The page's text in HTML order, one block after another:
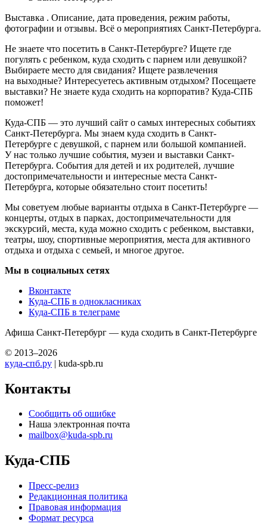
Выставка . Описание, дата проведения, режим работы,
фотографии и отзывы. Всё о мероприятиях Санкт-Петербурга.
Не знаете что посетить в Санкт-Петербурге? Ищете где
погулять с ребенком, куда сходить с парнем или девушкой?
Выбираете место для свидания? Ищете развлечения
на выходные? Интересуетесь активным отдыхом? Посещаете
выставки? Не знаете куда сходить на корпоратив? Куда-СПБ
поможет!
Куда-СПБ — это лучший сайт о самых интересных событиях
Санкт-Петербурга. Мы знаем куда сходить в Санкт-
Петербурге с девушкой, с парнем или большой компанией.
У нас только лучшие события, музеи и выставки Санкт-
Петербурга. События для детей и их родителей, лучшие
достопримечательности и интересные места Санкт-
Петербурга, которые обязательно стоит посетить!
Мы советуем любые варианты отдыха в Санкт-Петербурге —
концерты, отдых в парках, достопримечательности для
экскурсий, места, куда можно сходить с ребенком, выставки,
театры, шоу, спортивные мероприятия, места для активного
отдыха и отдыха с семьей, и многое другое.
Мы в социальных сетях
Вконтакте
Куда-СПБ в однокласниках
Куда-СПБ в телеграме
Афиша Санкт-Петербург — куда сходить в Санкт-Петербурге
© 2013–2026
куда-спб.ру | kuda-spb.ru
Контакты
Сообщить об ошибке
Наша электронная почта
mailbox@kuda-spb.ru
Куда-СПБ
Пресс-релиз
Редакционная политика
Правовая информация
Формат ресурса